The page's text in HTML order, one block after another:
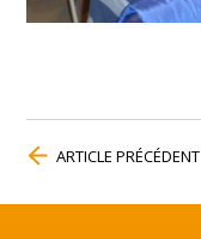
ARTICLE PRÉCÉDENT